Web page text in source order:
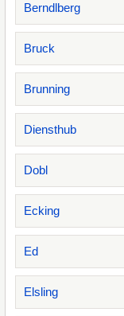
Berndlberg
Bruck
Brunning
Diensthub
Dobl
Ecking
Ed
Elsling